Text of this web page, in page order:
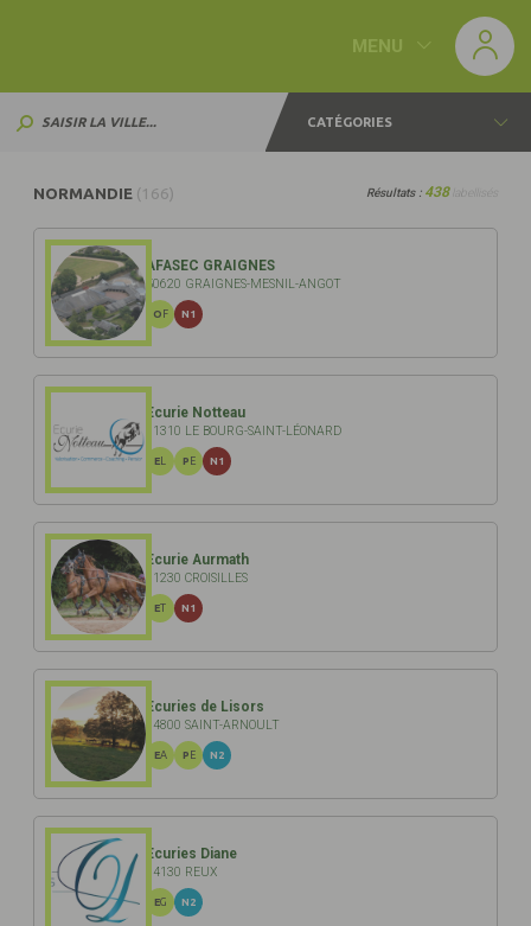
MENU
CATÉGORIES
Résultats : 438labellisé
NORMANDIE (166)
AFASEC GRAIGNES
50620 GRAIGNES-MESNIL-ANGOT
OF N1
Ecurie Notteau
61310 LE BOURG-SAINT-LÉONARD
EL PE N1
Ecurie Aurmath
61230 CROISILLES
ET N1
Ecuries de Lisors
14800 SAINT-ARNOULT
EA PE N2
Ecuries Diane
14130 REUX
EG N2